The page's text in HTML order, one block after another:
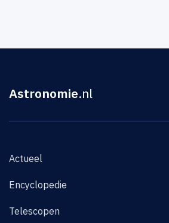
Astronomie.nl
Actueel
Encyclopedie
Telescopen